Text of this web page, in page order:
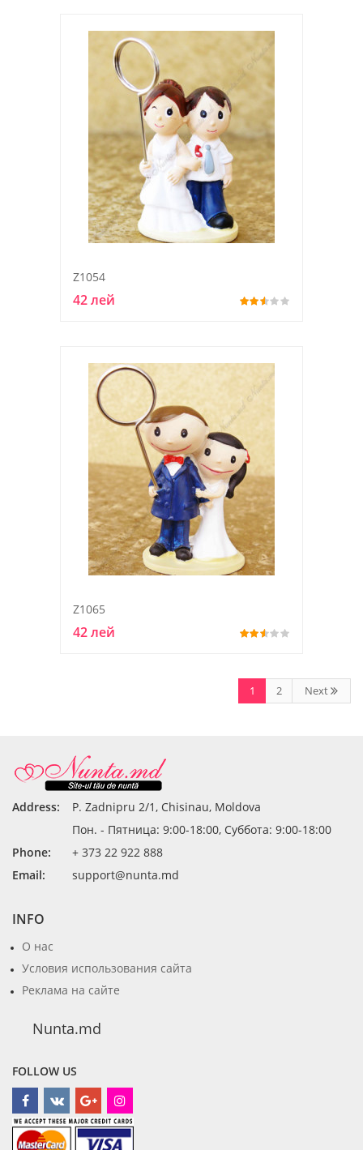
Z1054
42 лей
Z1065
42 лей
1 2 Next
Address:
P. Zadnipru 2/1, Chisinau, Moldova
Пон. - Пятница: 9:00-18:00, Суббота: 9:00-18:00
Phone:
+ 373 22 922 888
Email:
support@nunta.md
INFO
О нас
Условия использования сайта
Реклама на сайте
Nunta.md
FOLLOW US